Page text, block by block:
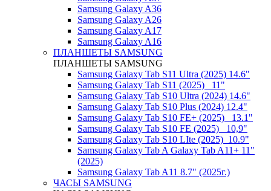
Samsung Galaxy A36
Samsung Galaxy A26
Samsung Galaxy A17
Samsung Galaxy A16
ПЛАНШЕТЫ SAMSUNG
ПЛАНШЕТЫ SAMSUNG
Samsung Galaxy Tab S11 Ultra (2025) 14.6"
Samsung Galaxy Tab S11 (2025) _11"
Samsung Galaxy Tab S10 Ultra (2024) 14.6"
Samsung Galaxy Tab S10 Plus (2024) 12.4"
Samsung Galaxy Tab S10 FE+ (2025)_ 13.1"
Samsung Galaxy Tab S10 FE (2025)_ 10,9"
Samsung Galaxy Tab S10 LIte (2025)_10.9"
Samsung Galaxy Tab A Galaxy Tab A11+ 11"
(2025)
Samsung Galaxy Tab A11 8.7" (2025г.)
ЧАСЫ SAMSUNG